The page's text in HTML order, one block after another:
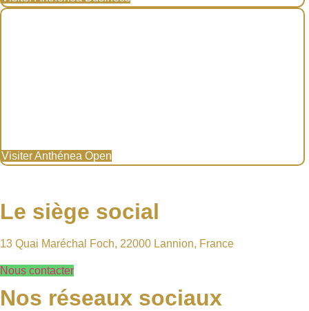
Visiter Anthénea Open
Le siège social
13 Quai Maréchal Foch, 22000 Lannion, France
Nous contacter
Nos réseaux sociaux